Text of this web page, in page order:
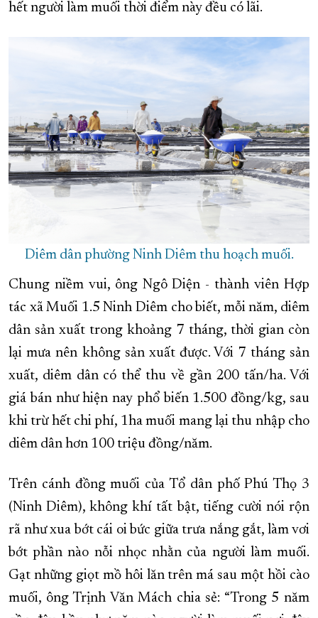
hết người làm muối thời điểm này đều có lãi.
Diêm dân phường Ninh Diêm thu hoạch muối.
Chung niềm vui, ông Ngô Diện - thành viên Hợp
tác xã Muối 1.5 Ninh Diêm cho biết, mỗi năm, diêm
dân sản xuất trong khoảng 7 tháng, thời gian còn
lại mưa nên không sản xuất được. Với 7 tháng sản
xuất, diêm dân có thể thu về gần 200 tấn/ha. Với
giá bán như hiện nay phổ biến 1.500 đồng/kg, sau
khi trừ hết chi phí, 1ha muối mang lại thu nhập cho
diêm dân hơn 100 triệu đồng/năm.
Trên cánh đồng muối của Tổ dân phố Phú Thọ 3
(Ninh Diêm), không khí tất bật, tiếng cười nói rộn
rã như xua bớt cái oi bức giữa trưa nắng gắt, làm vơi
bớt phần nào nỗi nhọc nhằn của người làm muối.
Gạt những giọt mồ hôi lăn trên má sau một hồi cào
muối, ông Trịnh Văn Mách chia sẻ: “Trong 5 năm